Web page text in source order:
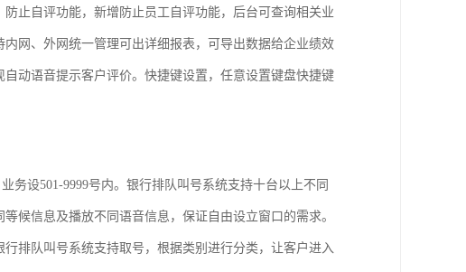
止自评功能，新增防止员工自评功能，后台可查询相关业
网、外网统一管理可出详细报表，可导出数据给企业绩效
动语音提示客户评价。快捷键设置，任意设置键盘快捷键
务设501-9999号内。银行排队叫号系统支持十台以上不同
候信息及播放不同语音信息，保证自由设立窗口的需求。
排队叫号系统支持取号，根据类别进行分类，让客户进入